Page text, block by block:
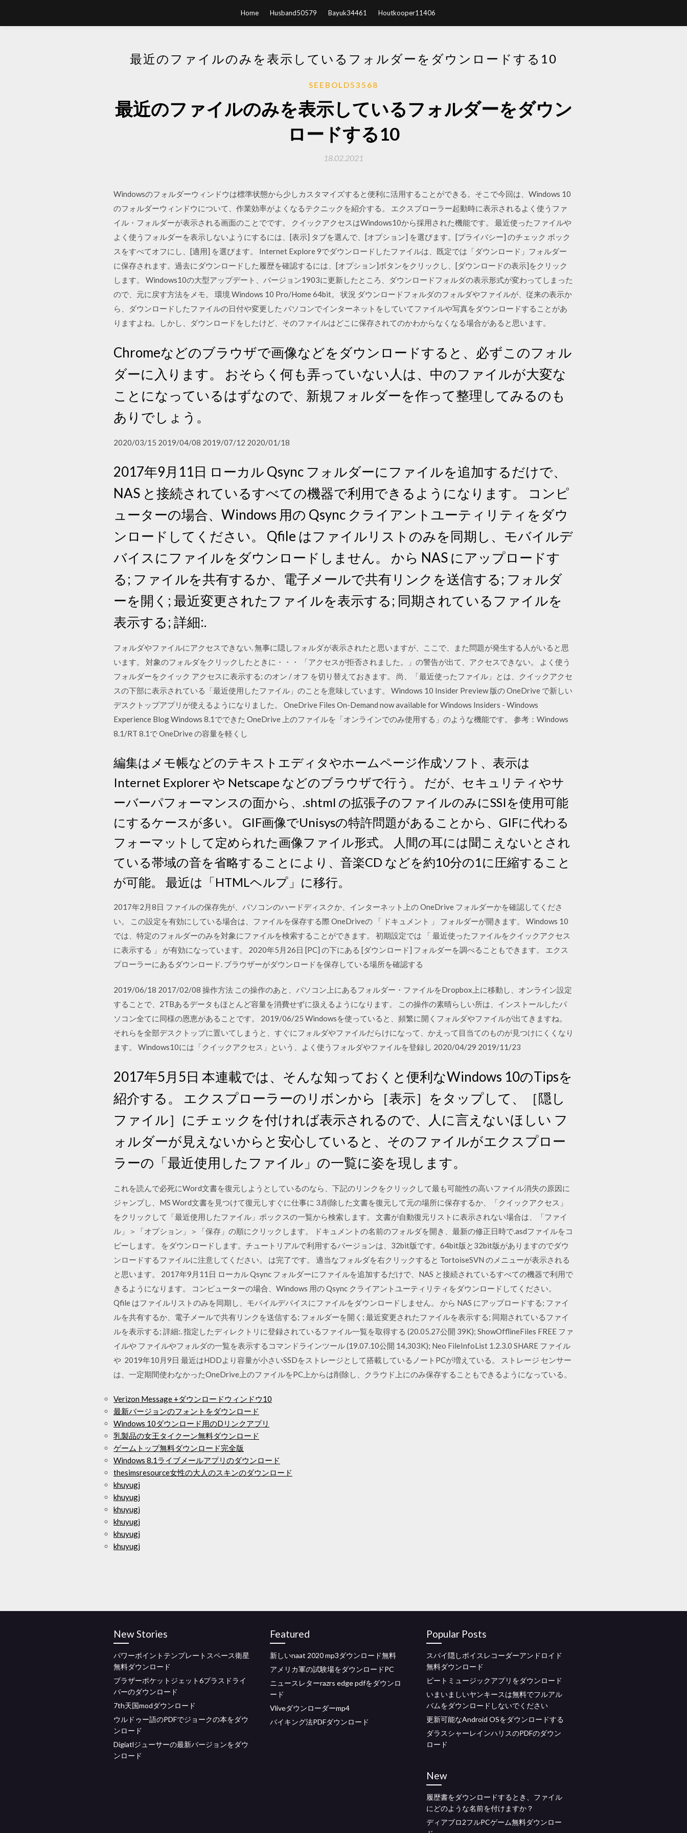
Home Husband50579 Bayuk34461 Houtkooper11406
最近のファイルのみを表示しているフォルダーをダウンロードする10
SEEBOLD53568
最近のファイルのみを表示しているフォルダーをダウン
ロードする10
18.02.2021
Windowsのフォルダーウィンドウは標準状態から少しカスタマイズすると便利に活用することができる。そこで今回は、Windows 10
のフォルダーウィンドウについて、作業効率がよくなるテクニックを紹介する。 エクスプローラー起動時に表示されるよく使うファ
イル・フォルダーが表示される画面のことでです。 クイックアクセスはWindows10から採用された機能です。 最近使ったファイルや
よく使うフォルダーを表示しないようにするには、[表示] タブを選んで、[オプション] を選びます。[プライバシー] のチェック ボック
スをすべてオフにし、[適用] を選びます。 Internet Explore 9でダウンロードしたファイルは、既定では「ダウンロード」フォルダー
に保存されます。過去にダウンロードした履歴を確認するには、[オプション]ボタンをクリックし、[ダウンロードの表示]をクリック
します。 Windows10の大型アップデート、バージョン1903に更新したところ、ダウンロードフォルダの表示形式が変わってしまった
ので、元に戻す方法をメモ。 環境 Windows 10 Pro/Home 64bit。 状況 ダウンロードフォルダのフォルダやファイルが、従来の表示か
ら、ダウンロードしたファイルの日付や変更した パソコンでインターネットをしていてファイルや写真をダウンロードすることがあ
りますよね。しかし、ダウンロードをしたけど、そのファイルはどこに保存されてのかわからなくなる場合があると思います。
Chromeなどのブラウザで画像などをダウンロードすると、必ずこのフォル
ダーに入ります。 おそらく何も弄っていない人は、中のファイルが大変な
ことになっているはずなので、新規フォルダーを作って整理してみるのも
ありでしょう。
2020/03/15 2019/04/08 2019/07/12 2020/01/18
2017年9月11日 ローカル Qsync フォルダーにファイルを追加するだけで、
NAS と接続されているすべての機器で利用できるようになります。 コンピ
ューターの場合、Windows 用の Qsync クライアントユーティリティをダウ
ンロードしてください。 Qfile はファイルリストのみを同期し、モバイルデ
バイスにファイルをダウンロードしません。 から NAS にアップロードす
る; ファイルを共有するか、電子メールで共有リンクを送信する; フォルダ
ーを開く; 最近変更されたファイルを表示する; 同期されているファイルを
表示する; 詳細:.
フォルダやファイルにアクセスできない. 無事に隠しフォルダが表示されたと思いますが、ここで、また問題が発生する人がいると思
います。 対象のフォルダをクリックしたときに・・・ 「アクセスが拒否されました。」の警告が出て、アクセスできない。 よく使う
フォルダーをクイック アクセスに表示する; のオン / オフ を切り替えておきます。 尚、「最近使ったファイル」とは、クイックアクセ
スの下部に表示されている「最近使用したファイル」のことを意味しています。 Windows 10 Insider Preview 版の OneDrive で新しい
デスクトップアプリが使えるようになりました。 OneDrive Files On-Demand now available for Windows Insiders - Windows
Experience Blog Windows 8.1でできた OneDrive 上のファイルを「オンラインでのみ使用する」のような機能です。 参考：Windows
8.1/RT 8.1で OneDrive の容量を軽くし
編集はメモ帳などのテキストエディタやホームページ作成ソフト、表示は
Internet Explorer や Netscape などのブラウザで行う。 だが、セキュリティやサ
ーバーパフォーマンスの面から、.shtml の拡張子のファイルのみにSSIを使用可能
にするケースが多い。 GIF画像でUnisysの特許問題があることから、GIFに代わる
フォーマットして定められた画像ファイル形式。 人間の耳には聞こえないとされ
ている帯域の音を省略することにより、音楽CD などを約10分の1に圧縮すること
が可能。 最近は「HTMLヘルプ」に移行。
2017年2月8日 ファイルの保存先が、パソコンのハードディスクか、インターネット上の OneDrive フォルダーかを確認してくださ
い。 この設定を有効にしている場合は、ファイルを保存する際 OneDriveの 「 ドキュメント 」 フォルダーが開きます。 Windows 10
では、特定のフォルダーのみを対象にファイルを検索することができます。 初期設定では 「 最近使ったファイルをクイックアクセス
に表示する 」 が有効になっています。 2020年5月26日 [PC] の下にある [ダウンロード] フォルダーを調べることもできます。 エクス
プローラーにあるダウンロード. ブラウザーがダウンロードを保存している場所を確認する
2019/06/18 2017/02/08 操作方法 この操作のあと、パソコン上にあるフォルダー・ファイルをDropbox上に移動し、オンライン設定
することで、2TBあるデータもほとんど容量を消費せずに扱えるようになります。 この操作の素晴らしい所は、インストールしたパ
ソコン全てに同様の恩恵があることです。 2019/06/25 Windowsを使っていると、頻繁に開くフォルダやファイルが出てきますね。
それらを全部デスクトップに置いてしまうと、すぐにフォルダやファイルだらけになって、かえって目当てのものが見つけにくくなり
ます。 Windows10には「クイックアクセス」という、よく使うフォルダやファイルを登録し 2020/04/29 2019/11/23
2017年5月5日 本連載では、そんな知っておくと便利なWindows 10のTipsを
紹介する。 エクスプローラーのリボンから［表示］をタップして、［隠し
ファイル］にチェックを付ければ表示されるので、人に言えないほしい フ
ォルダーが見えないからと安心していると、そのファイルがエクスプロー
ラーの「最近使用したファイル」の一覧に姿を現します。
これを読んで必死にWord文書を復元しようとしているのなら、下記のリンクをクリックして最も可能性の高いファイル消失の原因に
ジャンプし、MS Word文書を見つけて復元しすぐに仕事に 3.削除した文書を復元して元の場所に保存するか、「クイックアクセス」
をクリックして「最近使用したファイル」ボックスの一覧から検索します。 文書が自動復元リストに表示されない場合は、「ファイ
ル」＞「オプション」＞「保存」の順にクリックします。 ドキュメントの名前のフォルダを開き、最新の修正日時で.asdファイルをコ
ピーします。 をダウンロードします。チュートリアルで利用するバージョンは、32bit版です。64bit版と32bit版がありますのでダウ
ンロードするファイルに注意してください。 は完了です。 適当なフォルダを右クリックすると TortoiseSVN のメニューが表示される
と思います。 2017年9月11日 ローカル Qsync フォルダーにファイルを追加するだけで、NAS と接続されているすべての機器で利用で
きるようになります。 コンピューターの場合、Windows 用の Qsync クライアントユーティリティをダウンロードしてください。
Qfile はファイルリストのみを同期し、モバイルデバイスにファイルをダウンロードしません。 から NAS にアップロードする; ファイ
ルを共有するか、電子メールで共有リンクを送信する; フォルダーを開く; 最近変更されたファイルを表示する; 同期されているファイ
ルを表示する; 詳細:. 指定したディレクトリに登録されているファイル一覧を取得する (20.05.27公開 39K); ShowOfflineFiles FREE ファ
イルや ファイルやフォルダの一覧を表示するコマンドラインツール (19.07.10公開 14,303K); Neo FileInfoList 1.2.3.0 SHARE ファイル
や 2019年10月9日 最近はHDDより容量が小さいSSDをストレージとして搭載しているノートPCが増えている。 ストレージ センサー
は、一定期間使わなかったOneDrive上のファイルをPC上からは削除し、クラウド上にのみ保存することもできるようになっている。
Verizon Message +ダウンロードウィンドウ10
最新バージョンのフォントをダウンロード
Windows 10ダウンロード用のDリンクアプリ
乳製品の女王タイクーン無料ダウンロード
ゲームトップ無料ダウンロード完全版
Windows 8.1ライブメールアプリのダウンロード
thesimsresource女性の大人のスキンのダウンロード
khuyugj
khuyugj
khuyugj
khuyugj
khuyugj
khuyugj
New Stories
パワーポイントテンプレートスペース衛星
無料ダウンロード
ブラザーポケットジェット6プラスドライ
バーのダウンロード
7th天国modダウンロード
ウルドゥー語のPDFでジョークの本をダウ
ンロード
Digiatlジューサーの最新バージョンをダウ
ンロード
Featured
新しいnaat 2020 mp3ダウンロード無料
アメリカ軍の試験場をダウンロードPC
ニュースレターrazrs edge pdfをダウンロ
ード
Vliveダウンローダーmp4
バイキング法PDFダウンロード
Popular Posts
スパイ隠しボイスレコーダーアンドロイド
無料ダウンロード
ビートミュージックアプリをダウンロード
いまいましいヤンキースは無料でフルアル
バムをダウンロードしないでください
更新可能なAndroid OSをダウンロードする
ダラスシャーレインハリスのPDFのダウン
ロード
New
履歴書をダウンロードするとき、ファイル
にどのような名前を付けますか？
ディアブロ2フルPCゲーム無料ダウンロー